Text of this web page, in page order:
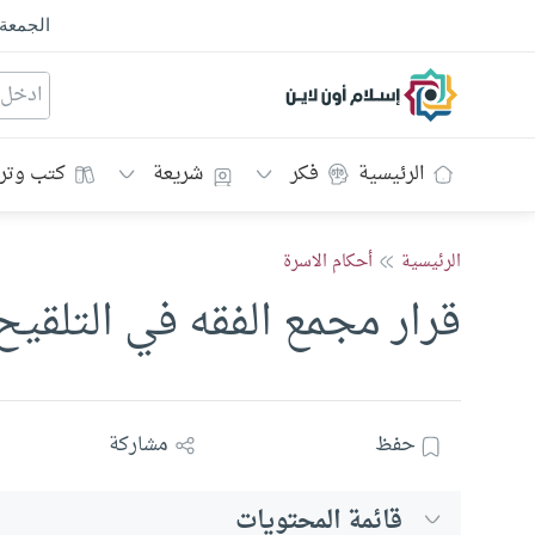
إسلام أون لاين
الرئيسية فكر شريعة كتب
الرئيسية أحكام الاسرة
قرار مجمع الفقه في
حفظ مشاركة
قائمة المحتويات